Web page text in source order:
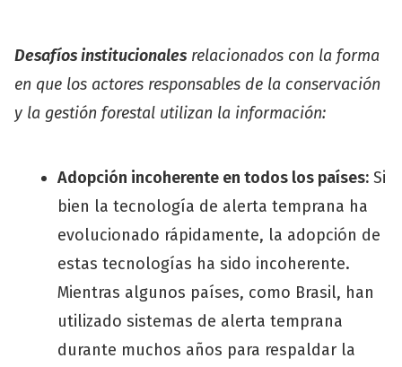
Desafíos institucionales relacionados con la forma
en que los actores responsables de la conservación
y la gestión forestal utilizan la información:
Adopción incoherente en todos los países: Si
bien la tecnología de alerta temprana ha
evolucionado rápidamente, la adopción de
estas tecnologías ha sido incoherente.
Mientras algunos países, como Brasil, han
utilizado sistemas de alerta temprana
durante muchos años para respaldar la